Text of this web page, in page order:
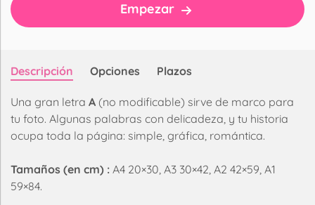
Empezar
Descripción Opciones Plazos
Una gran letra A (no modificable) sirve de marco para
tu foto. Algunas palabras con delicadeza, y tu historia
ocupa toda la página: simple, gráfica, romántica.
Tamaños (en cm) : A4 20×30, A3 30×42, A2 42×59, A1
59×84.